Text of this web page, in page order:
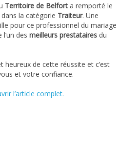
Territoire de Belfort a remporté le
dans la catégorie Traiteur. Une
pour ce professionnel du mariage
des meilleurs prestataires du
heureux de cette réussite et c’est
et votre confiance.
l’article complet.